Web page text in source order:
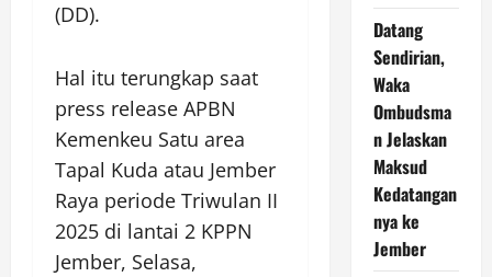
(DD).
Hal itu terungkap saat
press release APBN
Kemenkeu Satu area
Tapal Kuda atau Jember
Raya periode Triwulan II
2025 di lantai 2 KPPN
Jember, Selasa,
Datang
Sendirian,
Waka
Ombudsma
n Jelaskan
Maksud
Kedatangan
nya ke
Jember